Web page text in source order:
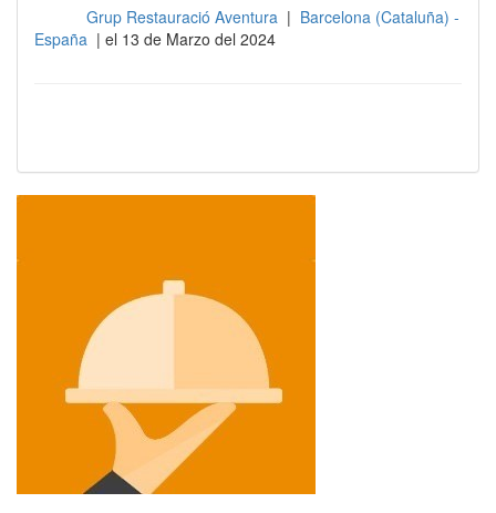
Grup Restauració Aventura | Barcelona (Cataluña) -
España | el 13 de Marzo del 2024